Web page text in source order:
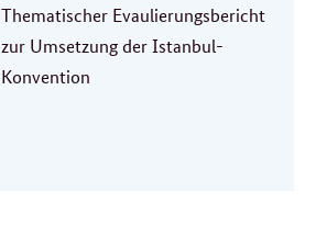
Thematischer Evaulierungsbericht
zur Umsetzung der Istanbul-
Konvention